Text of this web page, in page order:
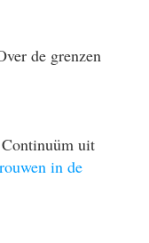
de grenzen
uit
in de